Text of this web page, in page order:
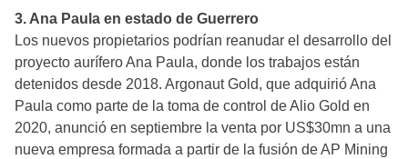
3. Ana Paula en estado de Guerrero
Los nuevos propietarios podrían reanudar el desarrollo del
proyecto aurífero Ana Paula, donde los trabajos están
detenidos desde 2018. Argonaut Gold, que adquirió Ana
Paula como parte de la toma de control de Alio Gold en
2020, anunció en septiembre la venta por US$30mn a una
nueva empresa formada a partir de la fusión de AP Mining